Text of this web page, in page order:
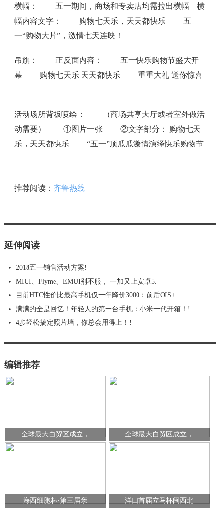
横幅： 五一期间，商场和专卖店均需拉出横幅：横
幅内容文字： 购物七天乐，天天都快乐 五
一“购物大片”，激情七天连映！
吊旗： 正反面内容： 五一快乐购物节盛大开
幕 购物七天乐 天天都快乐 重重大礼 送你惊喜
活动场所背板喷绘： （商场共享大厅或者室外做活
动需要） ①图片一张 ②文字部分： 购物七天
乐，天天都快乐 “五一”顶瓜瓜激情演绎快乐购物节
推荐阅读： 齐鲁热线
延伸阅读
2018五一销售活动方案!
MIUI、Flyme、EMUI别不服， 一加又上安卓5.
目前HTC性价比最高手机仅一年降价3000：前后OIS+
满满的全是回忆！年轻人的第一台手机：小米一代开箱！!
4步轻松搞定照片墙，你总会用得上！!
编辑推荐
全球最大自贸区成立， 全球最大自贸区成立，
海西细胞杯·第三届亲 洋口首届立马杯闽西北